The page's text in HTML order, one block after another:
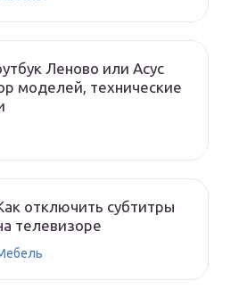
Леново или Асус
моделей, технические
отключить субтитры
телевизоре